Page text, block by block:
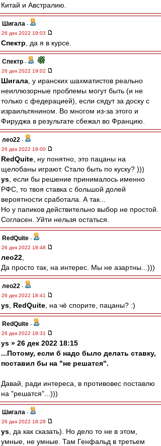
Китай и Австралию.
Шигала -
26 дек 2022 19:03
Спектр , да я в курсе.
Спектр -
26 дек 2022 19:02
Шигала , у иранских шахматистов реально
неиллюзорные проблемы могут быть (и не
только с федерацией), если сядут за доску с
израильтянином. Во многом из-за этого и
Фируджа в результате сбежал во Францию.
лео22 -
26 дек 2022 19:00
RedQuite , ну понятно, это пацаны на
щелобаны играют. Стало быть по куску? )))
ys , если бы решение принималось именно
РФС, то твоя ставка с большой долей
вероятности сработала. А так...
Но у папиков действительно выбор не простой.
Согласен. Уйти нельзя остаться.
RedQuite -
26 дек 2022 18:48
лео22
Да просто так, на интерес. Мы не азартны...)))
лео22 -
26 дек 2022 18:41
ys RedQuite , на чё спорите, пацаны? :)
RedQuite -
26 дек 2022 18:31
ys » 26 дек 2022 18:15
...Потому, если б надо было делать ставку,
поставил бы на "не решатся".
Давай, ради интереса, в противовес поставлю
на "решатся"...)))
Шигала -
26 дек 2022 18:28
ys , да как сказать). Но дело то не в этом,
умные, не умные. Там Генфальд в третьем